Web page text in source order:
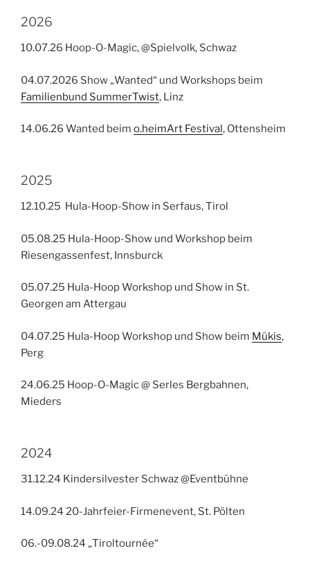
2026
10.07.26 Hoop-O-Magic, @Spielvolk, Schwaz
04.07.2026 Show „Wanted“ und Workshops beim
Familienbund SummerTwist, Linz
14.06.26 Wanted beim o.heimArt Festival, Ottensheim
2025
12.10.25 Hula-Hoop-Show in Serfaus, Tirol
05.08.25 Hula-Hoop-Show und Workshop beim
Riesengassenfest, Innsburck
05.07.25 Hula-Hoop Workshop und Show in St.
Georgen am Attergau
04.07.25 Hula-Hoop Workshop und Show beim Mükis,
Perg
24.06.25 Hoop-O-Magic @ Serles Bergbahnen,
Mieders
2024
31.12.24 Kindersilvester Schwaz @Eventbühne
14.09.24 20-Jahrfeier-Firmenevent, St. Pölten
06.-09.08.24 „Tiroltournée“